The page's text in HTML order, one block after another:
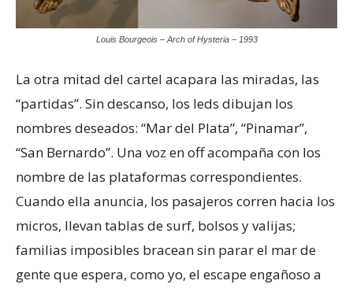
Louis Bourgeois – Arch of Hysteria – 1993
La otra mitad del cartel acapara las miradas, las
“partidas”. Sin descanso, los leds dibujan los
nombres deseados: “Mar del Plata”, “Pinamar”,
“San Bernardo”. Una voz en off acompaña con los
nombre de las plataformas correspondientes.
Cuando ella anuncia, los pasajeros corren hacia los
micros, llevan tablas de surf, bolsos y valijas;
familias imposibles bracean sin parar el mar de
gente que espera, como yo, el escape engañoso a